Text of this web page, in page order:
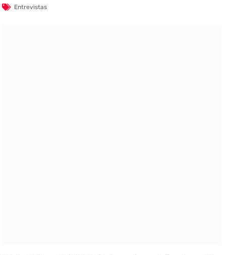
Entrevistas